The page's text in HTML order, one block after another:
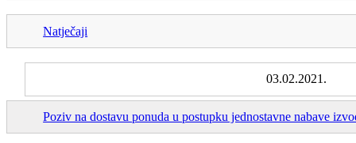
Natječaji
03.02.2021.
Poziv na dostavu ponuda u postupku jednostavne nabave